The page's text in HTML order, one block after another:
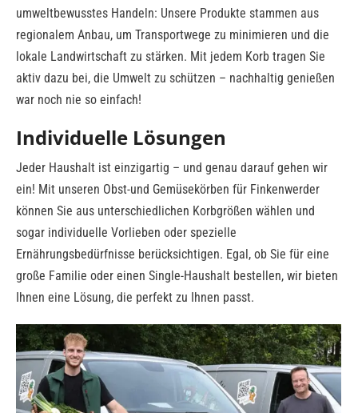
umweltbewusstes Handeln: Unsere Produkte stammen aus
regionalem Anbau, um Transportwege zu minimieren und die
lokale Landwirtschaft zu stärken. Mit jedem Korb tragen Sie
aktiv dazu bei, die Umwelt zu schützen – nachhaltig genießen
war noch nie so einfach!
Individuelle Lösungen
Jeder Haushalt ist einzigartig – und genau darauf gehen wir
ein! Mit unseren Obst-und Gemüsekörben für Finkenwerder
können Sie aus unterschiedlichen Korbgrößen wählen und
sogar individuelle Vorlieben oder spezielle
Ernährungsbedürfnisse berücksichtigen. Egal, ob Sie für eine
große Familie oder einen Single-Haushalt bestellen, wir bieten
Ihnen eine Lösung, die perfekt zu Ihnen passt.